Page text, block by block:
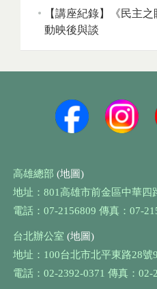
【講座紀錄】《民主
動映後與談
高雄總部 (地圖)
地址：801高雄市前金區中華四
電話：07-2156809 傳真：07-
台北辦公室 (地圖)
地址：100台北市北平東路28號
電話：02-2392-0371 傳真：02-